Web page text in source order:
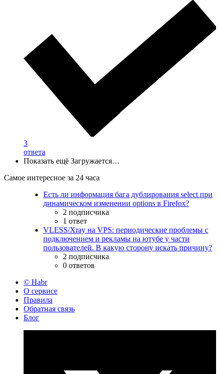
3
ответа
Показать ещё Загружается…
Самое интересное за 24 часа
Есть ли информация бага дублирования select при
динамическом изменении options в Firefox?
2 подписчика
1 ответ
VLESS/Xray на VPS: периодические проблемы с
подключением и рекламы на ютубе у части
пользователей. В какую сторону искать причину?
2 подписчика
0 ответов
© Habr
О сервисе
Правила
Обратная связь
Блог